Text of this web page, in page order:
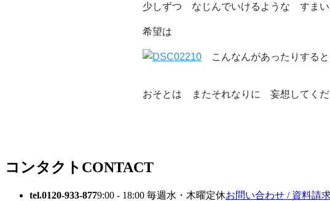
少しずつ なじんでいけるような すまい
希望は
こんなんがあったりする
おそとは またそれなりに 妄想してくだ
コンタクト CONTACT
tel.0120-933-8779:00 - 18:00 毎週水・木曜定休お問い合わせ / 資料請